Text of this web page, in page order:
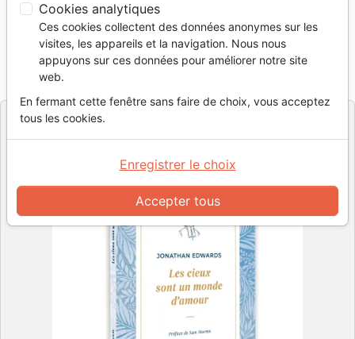
Les cieux sont un monde d'amour
Auteur :Jonathan Edwards
RéférenceBLF7140 EAN9782386571404
Editeur BLF Éditions
Cookies analytiques
Ces cookies collectent des données anonymes sur les
visites, les appareils et la navigation. Nous nous
appuyons sur ces données pour améliorer notre site
web.
En fermant cette fenêtre sans faire de choix, vous acceptez
tous les cookies.
Accepter tous
Enregistrer le choix